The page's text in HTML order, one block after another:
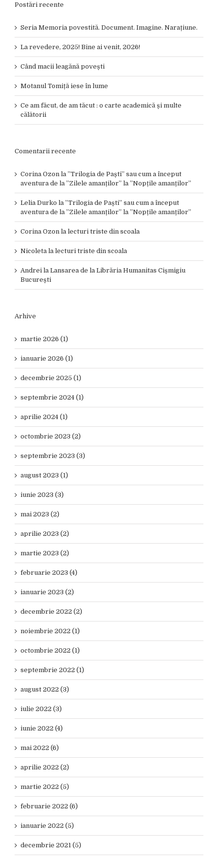
Postări recente
Seria Memoria povestită. Document. Imagine. Narațiune.
La revedere, 2025! Bine ai venit, 2026!
Când macii leagănă povești
Motanul Tomiță iese în lume
Ce am făcut, de am tăcut : o carte academică și multe
călătorii
Comentarii recente
Corina Ozon la ”Trilogia de Paști” sau cum a început
aventura de la ”Zilele amanților” la ”Nopțile amanților”
Lelia Durko la ”Trilogia de Paști” sau cum a început
aventura de la ”Zilele amanților” la ”Nopțile amanților”
Corina Ozon la lecturi triste din scoala
Nicoleta la lecturi triste din scoala
Andrei la Lansarea de la Librăria Humanitas Cișmigiu
București
Arhive
martie 2026 (1)
ianuarie 2026 (1)
decembrie 2025 (1)
septembrie 2024 (1)
aprilie 2024 (1)
octombrie 2023 (2)
septembrie 2023 (3)
august 2023 (1)
iunie 2023 (3)
mai 2023 (2)
aprilie 2023 (2)
martie 2023 (2)
februarie 2023 (4)
ianuarie 2023 (2)
decembrie 2022 (2)
noiembrie 2022 (1)
octombrie 2022 (1)
septembrie 2022 (1)
august 2022 (3)
iulie 2022 (3)
iunie 2022 (4)
mai 2022 (6)
aprilie 2022 (2)
martie 2022 (5)
februarie 2022 (6)
ianuarie 2022 (5)
decembrie 2021 (5)